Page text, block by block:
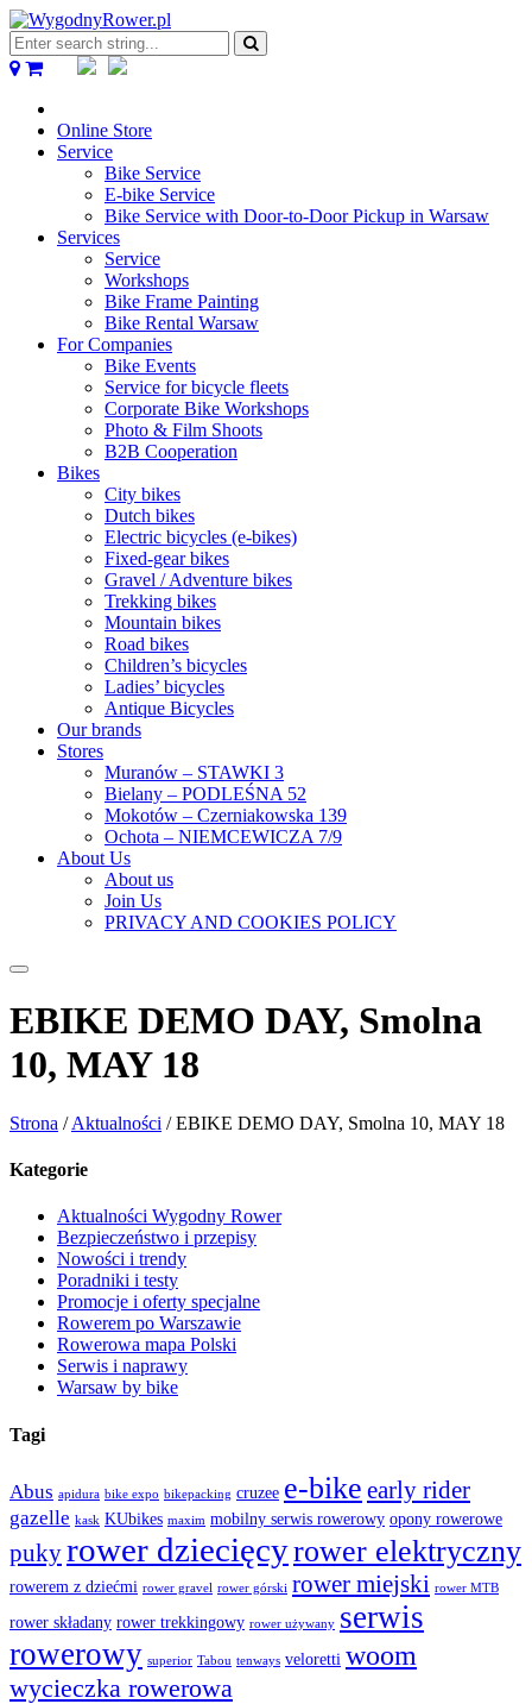
Enter
search
string...
Online Store
Service
Bike Service
E-bike Service
Bike Service with Door-to-Door Pickup in Warsaw
Services
Service
Workshops
Bike Frame Painting
Bike Rental Warsaw
For Companies
Bike Events
Service for bicycle fleets
Corporate Bike Workshops
Photo & Film Shoots
B2B Cooperation
Bikes
City bikes
Dutch bikes
Electric bicycles (e-bikes)
Fixed-gear bikes
Gravel / Adventure bikes
Trekking bikes
Mountain bikes
Road bikes
Children’s bicycles
Ladies’ bicycles
Antique Bicycles
Our brands
Stores
Muranów – STAWKI 3
Bielany – PODLEŚNA 52
Mokotów – Czerniakowska 139
Ochota – NIEMCEWICZA 7/9
About Us
About us
Join Us
PRIVACY AND COOKIES POLICY
EBIKE DEMO DAY, Smolna
10, MAY 18
Strona /Aktualności /EBIKE DEMO DAY, Smolna 10, MAY 18
Kategorie
Aktualności Wygodny Rower
Bezpieczeństwo i przepisy
Nowości i trendy
Poradniki i testy
Promocje i oferty specjalne
Rowerem po Warszawie
Rowerowa mapa Polski
Serwis i naprawy
Warsaw by bike
Tagi
Abus apidura bike expo bikepacking cruzee e-bike early rider
gazelle kask KUbikes maxim mobilny serwis rowerowy opony rowerowe
pukyrower dziecięcyrower elektryczny
rowerem z dziećmi rower gravel rower górski rower miejski rower MTB
rower składany rower trekkingowy rower używany serwis
rowerowy superior Tabou tenways veloretti woom
wycieczka rowerowa